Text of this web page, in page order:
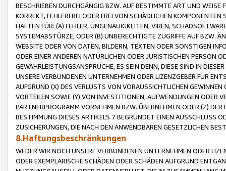
BESCHRIEBEN DURCHGÄNGIG BZW. AUF BESTIMMTE ART UND
KORREKT, FEHLERFREI ODER FREI VON SCHÄDLICHEN
HAFTEN FÜR: (A) FEHLER, UNGENAUIGKEITEN, VIREN,
SYSTEMABSTÜRZE; ODER (B) UNBERECHTIGTE ZUGRIFFE AUF BZW.
WEBSITE ODER VON DATEN, BILDERN, TEXTEN ODER SONSTIGEN
ODER EINER ANDEREN NATÜRLICHEN ODER JURISTISCHEN PERSON
GEWÄHRLEISTUNGSANSPRÜCHE, ES SEIN DENN, DIESE SIND IN
UNSERE VERBUNDENEN UNTERNEHMEN ODER LIZENZGEBER FÜR
AUFGRUND (X) DES VERLUSTS VON VORAUSSICHTLICHEN
VORTEILEN SOWIE (Y) VON INVESTITIONEN, AUFWENDUNGEN ODER
PARTNERPROGRAMM VORNEHMEN BZW. ÜBERNEHMEN ODER (Z)
BESTIMMUNG DIESES ARTIKELS 7 BEGRÜNDET EINEN AUSSCHLUSS
ZUSICHERUNGEN, DIE NACH DEN ANWENDBAREN GESETZLICHEN
8.Haftungsbeschränkungen
WEDER WIR NOCH UNSERE VERBUNDENEN UNTERNEHMEN ODER
ODER EXEMPLARISCHE SCHÄDEN ODER SCHÄDEN AUFGRUND